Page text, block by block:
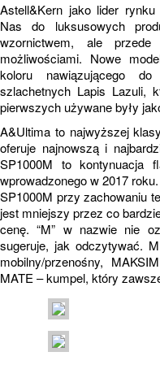
Astell&Kern jako lider
Nas do luksusowych
wzornictwem, ale
możliwościami. Nowe
koloru nawiązującego
szlachetnych Lapis Lazuli,
pierwszych używane były
A&Ultima to najwyższej
oferuje najnowszą i
SP1000M to kontynuacja
wprowadzonego w 2017 roku.
SP1000M przy zachowaniu
jest mniejszy przez co
cenę. “M” w nazwie nie
sugeruje, jak odczytywać.
mobilny/przenośny,
MATE – kumpel, który